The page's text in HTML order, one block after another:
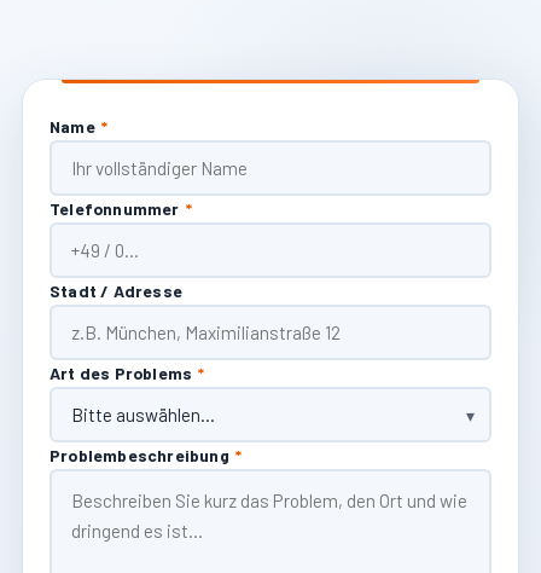
Name *
Telefonnummer *
Stadt / Adresse
Art des Problems *
Problembeschreibung *